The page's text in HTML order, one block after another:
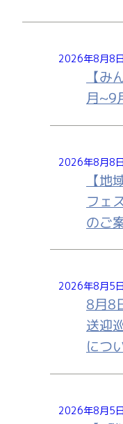
2026年8月8日
【
月~9
2026年8月8日
【地
フェ
のご
2026年8月5日
8月8
送迎
につ
2026年8月5日